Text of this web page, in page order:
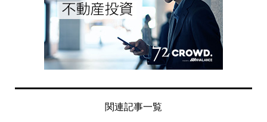
関連記事一覧